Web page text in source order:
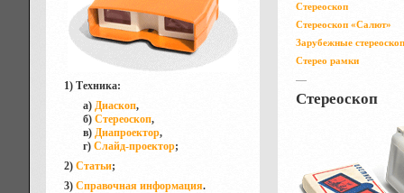
1) Техника:
а) Диаскоп,
б) Стереоскоп,
в) Диапроектор,
г) Слайд-проектор;
2) Статьи;
3) Справочная информация.
Стереоскоп
Стереоскоп «Салют»
Зарубежные
Стерео рамки
—
Стереоскоп